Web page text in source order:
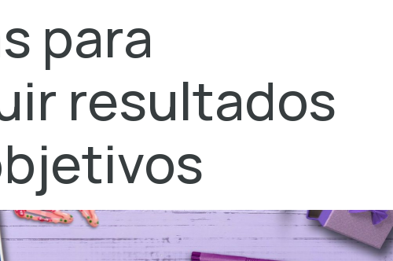
para
resultados